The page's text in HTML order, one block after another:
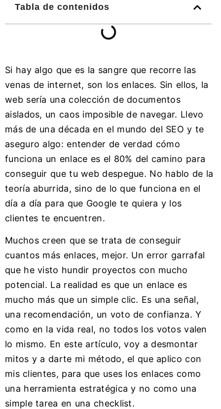
Tabla de contenidos
Si hay algo que es la sangre que recorre las
venas de internet, son los enlaces. Sin ellos, la
web sería una colección de documentos
aislados, un caos imposible de navegar. Llevo
más de una década en el mundo del SEO y te
aseguro algo: entender de verdad cómo
funciona un enlace es el 80% del camino para
conseguir que tu web despegue. No hablo de la
teoría aburrida, sino de lo que funciona en el
día a día para que Google te quiera y los
clientes te encuentren.
Muchos creen que se trata de conseguir
cuantos más enlaces, mejor. Un error garrafal
que he visto hundir proyectos con mucho
potencial. La realidad es que un enlace es
mucho más que un simple clic. Es una señal,
una recomendación, un voto de confianza. Y
como en la vida real, no todos los votos valen
lo mismo. En este artículo, voy a desmontar
mitos y a darte mi método, el que aplico con
mis clientes, para que uses los enlaces como
una herramienta estratégica y no como una
simple tarea en una checklist.